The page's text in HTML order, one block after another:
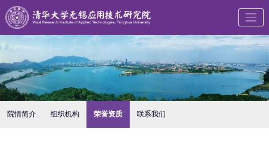
院情简介 组织机构 荣誉资质 联系我们